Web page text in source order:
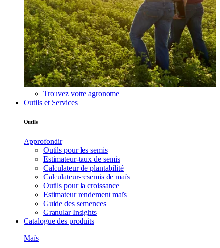
Trouvez votre agronome
Outils et Services
Outils
Approfondir
Outils pour les semis
Estimateur-taux de semis
Calculateur de plantabilité
Calculateur-resemis de maïs
Outils pour la croissance
Estimateur rendement maïs
Guide des semences
Granular Insights
Catalogue des produits
Maïs